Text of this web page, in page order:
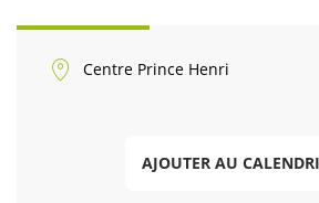
Centre Prince Henri
AJOUTER AU